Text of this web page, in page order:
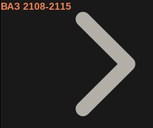
ВАЗ 2108-2115